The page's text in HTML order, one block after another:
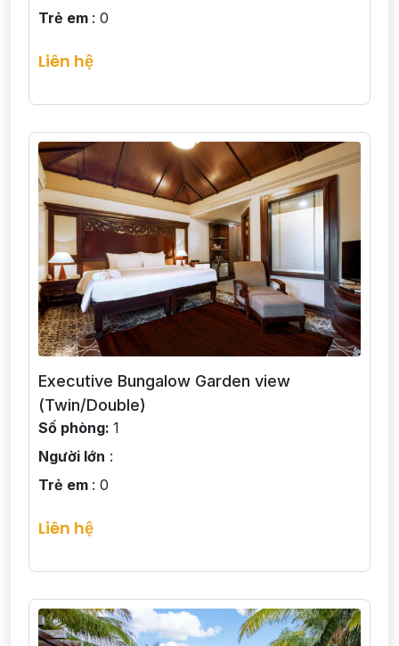
Trẻ em : 0
Liên hệ
Executive Bungalow Garden view
(Twin/Double)
Số phòng: 1
Người lớn :
Trẻ em : 0
Liên hệ